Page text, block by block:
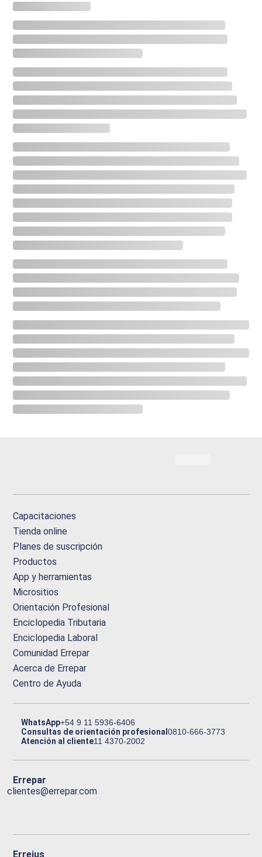
Capacitaciones
Tienda online
Planes de suscripción
Productos
App y herramientas
Micrositios
Orientación Profesional
Enciclopedia Tributaria
Enciclopedia Laboral
Comunidad Errepar
Acerca de Errepar
Centro de Ayuda
WhatsApp+54 9 11 5936-6406
Consultas de orientación profesional0810-666-3773
Atención al cliente11 4370-2002
Errepar
clientes@errepar.com
Erreius